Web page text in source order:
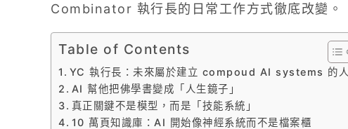
Combinator 執行長的日常工作方式徹底改變。
Table of Contents
YC 執行長：未來屬於建立 compoud AI systems 的人
AI 幫他把佛學書變成「人生鏡子」
真正關鍵不是模型，而是「技能系統」
10 萬頁知識庫：AI 開始像神經系統而不是檔案櫃